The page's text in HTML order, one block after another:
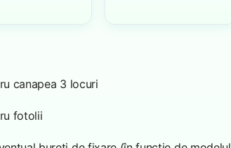
canapea 3 locuri
fotolii